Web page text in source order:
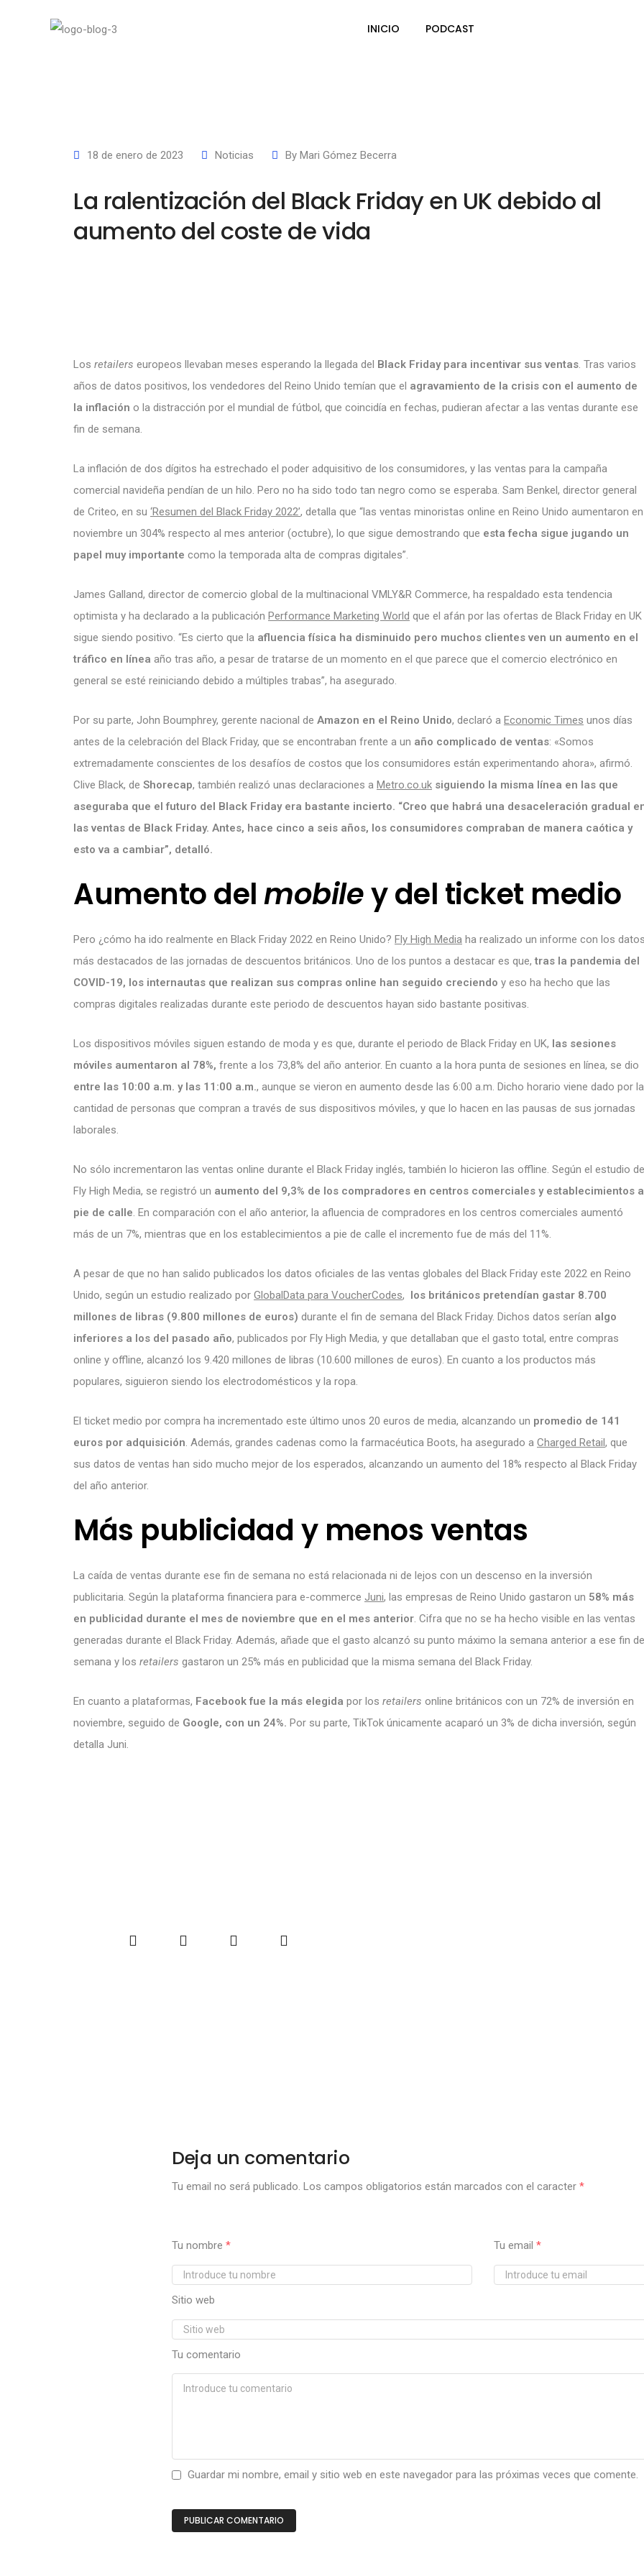
INICIO PODCAST
18 de enero de 2023 Noticias By Mari Gómez Becerra
La ralentización del Black Friday en UK debido al
aumento del coste de vida
Los retailers europeos llevaban meses esperando la llegada del Black Friday para incentivar sus ventas. Tras varios
años de datos positivos, los vendedores del Reino Unido temían que el agravamiento de la crisis con el aumento de
la inflación o la distracción por el mundial de fútbol, que coincidía en fechas, pudieran afectar a las ventas durante ese
fin de semana.
La inflación de dos dígitos ha estrechado el poder adquisitivo de los consumidores, y las ventas para la campaña
comercial navideña pendían de un hilo. Pero no ha sido todo tan negro como se esperaba. Sam Benkel, director general
de Criteo, en su ‘Resumen del Black Friday 2022’, detalla que “las ventas minoristas online en Reino Unido aumentaron en
noviembre un 304% respecto al mes anterior (octubre), lo que sigue demostrando que esta fecha sigue jugando un
papel muy importante como la temporada alta de compras digitales”.
James Galland, director de comercio global de la multinacional VMLY&R Commerce, ha respaldado esta tendencia
optimista y ha declarado a la publicación Performance Marketing World que el afán por las ofertas de Black Friday en UK
sigue siendo positivo. “Es cierto que la afluencia física ha disminuido pero muchos clientes ven un aumento en el
tráfico en línea año tras año, a pesar de tratarse de un momento en el que parece que el comercio electrónico en
general se esté reiniciando debido a múltiples trabas”, ha asegurado.
Por su parte, John Boumphrey, gerente nacional de Amazon en el Reino Unido, declaró a Economic Times unos días
antes de la celebración del Black Friday, que se encontraban frente a un año complicado de ventas: «Somos
extremadamente conscientes de los desafíos de costos que los consumidores están experimentando ahora», afirmó.
Clive Black, de Shorecap, también realizó unas declaraciones a Metro.co.uk siguiendo la misma línea en las que
aseguraba que el futuro del Black Friday era bastante incierto. “Creo que habrá una desaceleración gradual
las ventas de Black Friday. Antes, hace cinco a seis años, los consumidores compraban de manera caótica y
esto va a cambiar”, detalló.
Aumento delmobiley del ticket medio
Pero ¿cómo ha ido realmente en Black Friday 2022 en Reino Unido? Fly High Media ha realizado un informe con los
más destacados de las jornadas de descuentos británicos. Uno de los puntos a destacar es que,tras la pandemia del
COVID-19, los internautas que realizan sus compras online han seguido creciendo y eso ha hecho que las
compras digitales realizadas durante este periodo de descuentos hayan sido bastante positivas.
Los dispositivos móviles siguen estando de moda y es que, durante el periodo de Black Friday en UK, las sesiones
móviles aumentaron al 78%, frente a los 73,8% del año anterior. En cuanto a la hora punta de sesiones en línea, se dio
entre las 10:00 a.m. y las 11:00 a.m., aunque se vieron en aumento desde las 6:00 a.m. Dicho horario viene dado por la
cantidad de personas que compran a través de sus dispositivos móviles, y que lo hacen en las pausas de sus jornadas
laborales.
No sólo incrementaron las ventas online durante el Black Friday inglés, también lo hicieron las offline. Según el estudio de
Fly High Media, se registró un aumento del 9,3% de los compradores en centros comerciales y establecimientos a
pie de calle. En comparación con el año anterior, la afluencia de compradores en los centros comerciales aumentó
más de un 7%, mientras que en los establecimientos a pie de calle el incremento fue de más del 11%.
A pesar de que no han salido publicados los datos oficiales de las ventas globales del Black Friday este 2022 en Reino
Unido, según un estudio realizado por GlobalData para VoucherCodes, los británicos pretendían gastar 8.700
millones de libras (9.800 millones de euros) durante el fin de semana del Black Friday. Dichos datos serían algo
inferiores a los del pasado año, publicados por Fly High Media, y que detallaban que el gasto total, entre compras
online y offline, alcanzó los 9.420 millones de libras (10.600 millones de euros). En cuanto a los productos más
populares, siguieron siendo los electrodomésticos y la ropa.
El ticket medio por compra ha incrementado este último unos 20 euros de media, alcanzando un promedio de 141
euros por adquisición. Además, grandes cadenas como la farmacéutica Boots, ha asegurado a Charged Retail, que
sus datos de ventas han sido mucho mejor de los esperados, alcanzando un aumento del 18% respecto al Black Friday
del año anterior.
Más publicidad y menos ventas
La caída de ventas durante ese fin de semana no está relacionada ni de lejos con un descenso en la inversión
publicitaria. Según la plataforma financiera para e-commerce Juni, las empresas de Reino Unido gastaron un 58% más
en publicidad durante el mes de noviembre que en el mes anterior. Cifra que no se ha hecho visible en las ventas
generadas durante el Black Friday. Además, añade que el gasto alcanzó su punto máximo la semana anterior a ese fin de
semana y los retailers gastaron un 25% más en publicidad que la misma semana del Black Friday.
En cuanto a plataformas, Facebook fue la más elegida por los retailers online británicos con un 72% de inversión en
noviembre, seguido de Google, con un 24%. Por su parte, TikTok únicamente acaparó un 3% de dicha inversión, según
detalla Juni.
Deja un comentario
Tu email no será publicado. Los campos obligatorios están marcados con el caracter*
Tu nombre* Tu email *
Sitio web
Tu comentario
Guardar mi nombre, email y sitio web en este navegador para las próximas veces que comente.